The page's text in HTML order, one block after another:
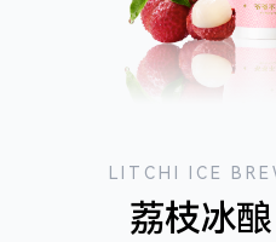
LITCHI ICE
荔枝冰酿